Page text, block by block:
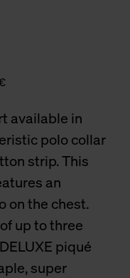
available in
polo collar
strip. This
an
on the chest.
up to three
piqué
super